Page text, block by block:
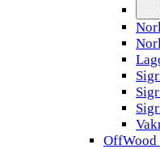
OffWood